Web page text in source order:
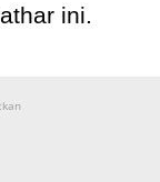
ini.